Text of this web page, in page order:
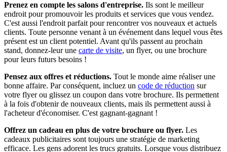
Prenez en compte les salons d'entreprise. Ils sont le meilleur
endroit pour promouvoir les produits et services que vous vendez.
C'est aussi l'endroit parfait pour rencontrer vos nouveaux et actuels
clients. Toute personne venant à un événement dans lequel vous êtes
présent est un client potentiel. Avant qu'ils passent au prochain
stand, donnez-leur une carte de visite, un flyer, ou une brochure
pour leurs futurs besoins !
Pensez aux offres et réductions. Tout le monde aime réaliser une
bonne affaire. Par conséquent, incluez un code de réduction sur
votre flyer ou glissez un coupon dans votre brochure. Ils permettent
à la fois d'obtenir de nouveaux clients, mais ils permettent aussi à
l'acheteur d'économiser. C'est gagnant-gagnant !
Offrez un cadeau en plus de votre brochure ou flyer. Les
cadeaux publicitaires sont toujours une stratégie de marketing
efficace. Les gens adorent les trucs gratuits. Lorsque vous distribuez